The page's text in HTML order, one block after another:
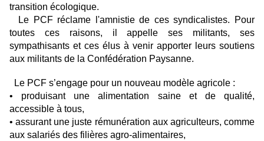
transition écologique.
Le PCF réclame l'amnistie de ces syndicalistes. Pour
toutes ces raisons, il appelle ses militants, ses
sympathisants et ces élus à venir apporter leurs soutiens
aux militants de la Confédération Paysanne.
Le PCF s’engage pour un nouveau modèle agricole :
• produisant une alimentation saine et de qualité,
accessible à tous,
• assurant une juste rémunération aux agriculteurs, comme
aux salariés des filières agro-alimentaires,